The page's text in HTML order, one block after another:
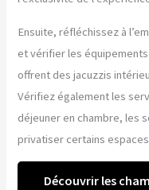
Ensuite, réfléchissez à
et vérifier les
offrent des jacuzzis
Vérifiez également les
déjeuner en chambre, les
privatiser certains
Découvrir les